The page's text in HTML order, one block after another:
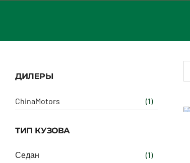
ДИЛЕРЫ
ChinaMotors (1)
ТИП КУЗОВА
Седан (1)